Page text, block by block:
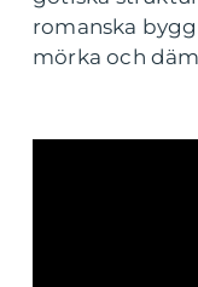
romanska
mörka och